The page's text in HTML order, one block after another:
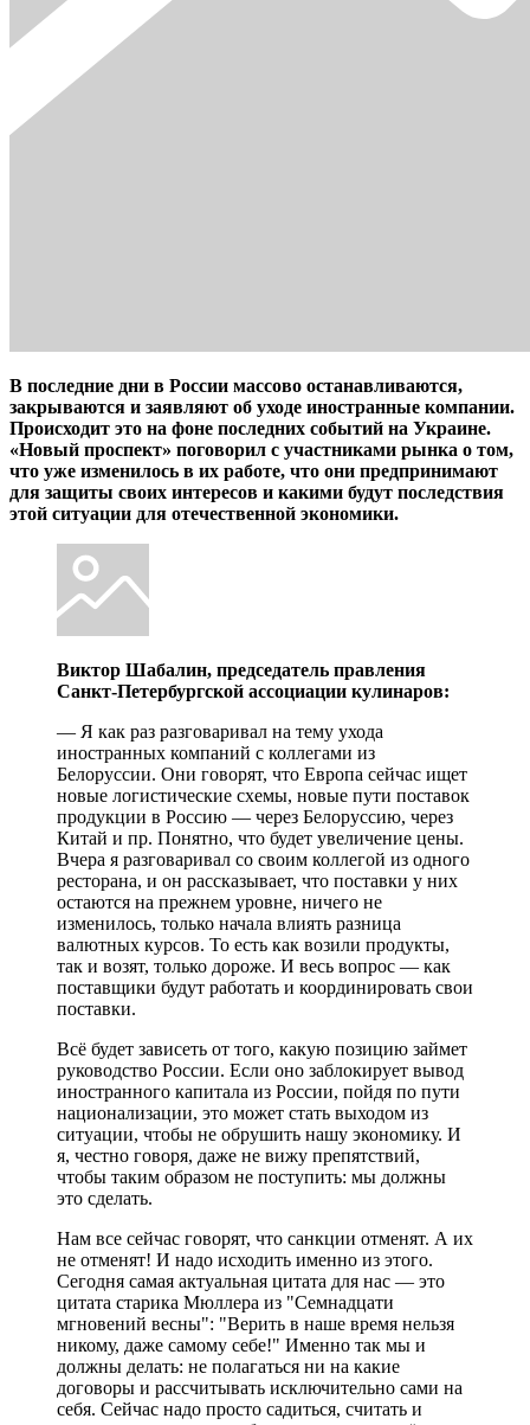
В последние дни в России массово останавливаются,
закрываются и заявляют об уходе иностранные компании.
Происходит это на фоне последних событий на Украине.
«Новый проспект» поговорил с участниками рынка о том,
что уже изменилось в их работе, что они предпринимают
для защиты своих интересов и какими будут последствия
этой ситуации для отечественной экономики.
Виктор Шабалин, председатель правления
Санкт-Петербургской ассоциации кулинаров:
— Я как раз разговаривал на тему ухода
иностранных компаний с коллегами из
Белоруссии. Они говорят, что Европа сейчас ищет
новые логистические схемы, новые пути поставок
продукции в Россию — через Белоруссию, через
Китай и пр. Понятно, что будет увеличение цены.
Вчера я разговаривал со своим коллегой из одного
ресторана, и он рассказывает, что поставки у них
остаются на прежнем уровне, ничего не
изменилось, только начала влиять разница
валютных курсов. То есть как возили продукты,
так и возят, только дороже. И весь вопрос — как
поставщики будут работать и координировать свои
поставки.
Всё будет зависеть от того, какую позицию займет
руководство России. Если оно заблокирует вывод
иностранного капитала из России, пойдя по пути
национализации, это может стать выходом из
ситуации, чтобы не обрушить нашу экономику. И
я, честно говоря, даже не вижу препятствий,
чтобы таким образом не поступить: мы должны
это сделать.
Нам все сейчас говорят, что санкции отменят. А их
не отменят! И надо исходить именно из этого.
Сегодня самая актуальная цитата для нас — это
цитата старика Мюллера из "Семнадцати
мгновений весны": "Верить в наше время нельзя
никому, даже самому себе!" Именно так мы и
должны делать: не полагаться ни на какие
договоры и рассчитывать исключительно сами на
себя. Сейчас надо просто садиться, считать и